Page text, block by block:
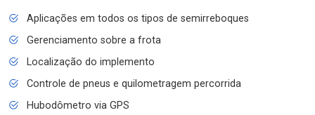
Aplicações em todos os tipos de semirreboques
Gerenciamento sobre a frota
Localização do implemento
Controle de pneus e quilometragem percorrida
Hubodômetro via GPS